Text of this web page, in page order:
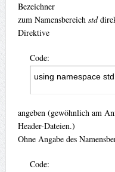
Bezeichner
zum Namensbereich std
Direktive
Code:
using namespace
angeben (gewöhnlich am
Header-Dateien.)
Ohne Angabe des
Code: